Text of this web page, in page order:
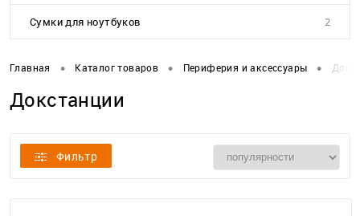
Сумки для ноутбуков 2
Главная • Каталог товаров • Периферия и аксессуары •
Докстанции
Фильтр